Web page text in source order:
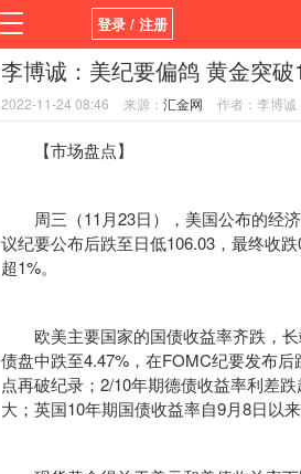
登录 / 注册
首页 新闻
平台
指标EA
李博诚：美纪要偏鸽 黄金突
2022-11-24 08:46 来源： 汇金网 作者：李博诚
【市场盘点】
周三（11月23日），美国公布的经济
议纪要公布后跌至日低106.03，最终收
超1%。
欧美主要国家的国债收益率齐跌，长
债盘中跌至4.47%，在FOMC纪要发布
点再破纪录；2/10年期德债收益率利差
大；英国10年期国债收益率自9月8日以来